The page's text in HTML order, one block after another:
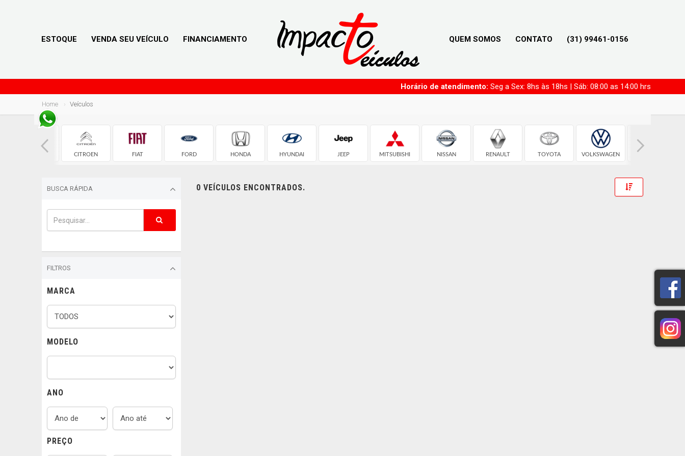
ESTOQUE VENDA SEU VEÍCULO FINANCIAMENTO QUEM SOMOS CONTATO (31) 99461-0156
Horário de atendimento: Seg a Sex: 8hs às 18hs | Sáb: 08:00 as 14:00 hrs
Home Veículos
CHEVROLET CITROEN FIAT FORD HONDA HYUNDAI JEEP MITSUBISHI NISSAN RENAULT TOYOTA VOLKSWAGEN
BUSCA RÁPIDA
FILTROS
MARCA
MODELO
ANO
PREÇO
0 VEÍCULOS ENCONTRADOS. Toggle